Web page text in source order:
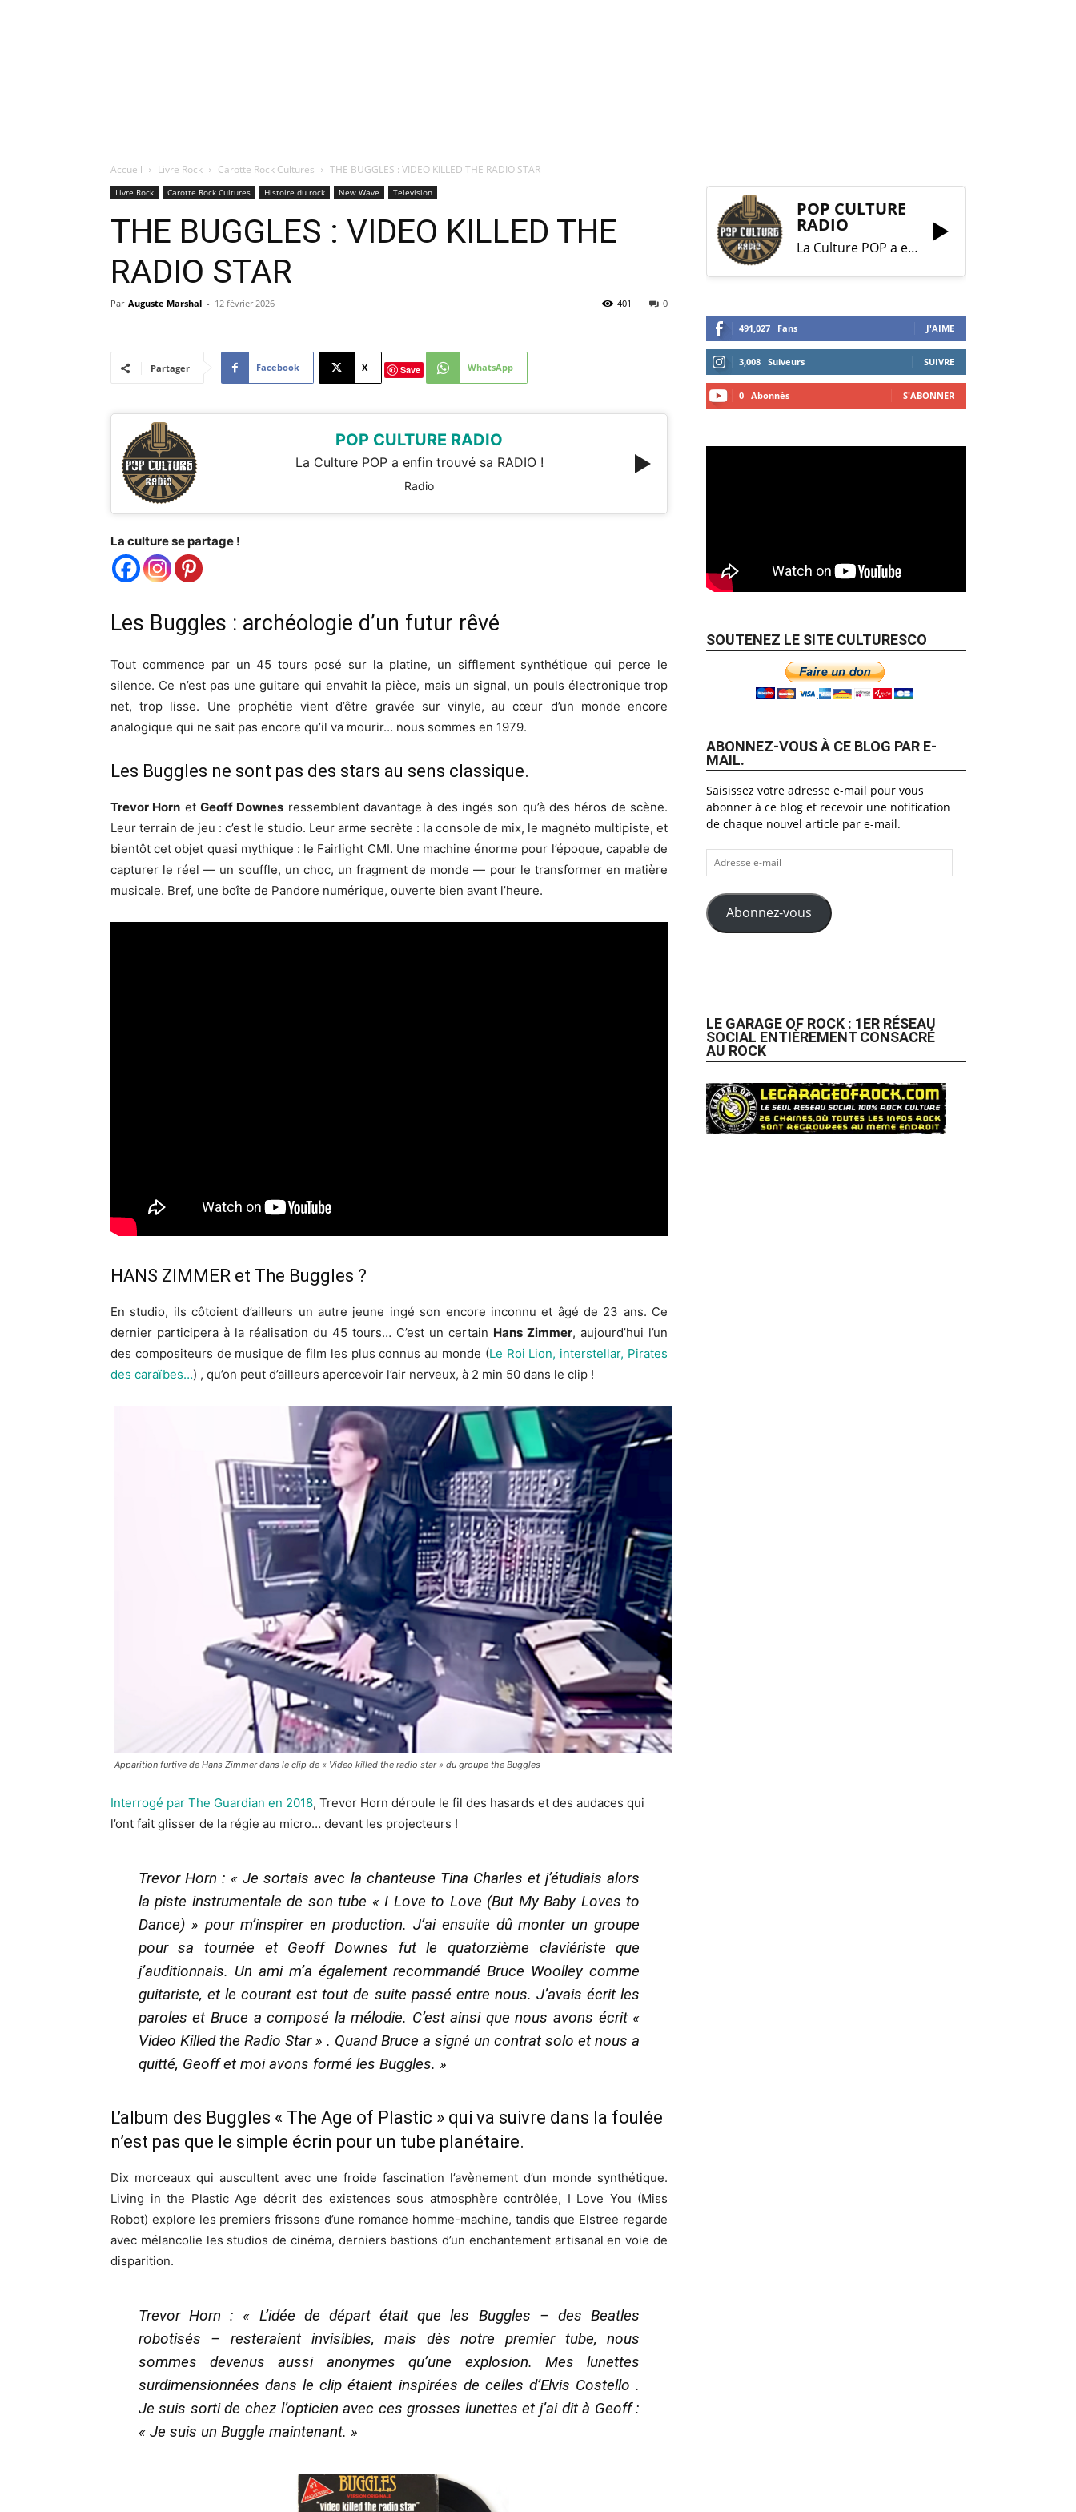
Accueil Livre Rock Carotte Rock Cultures THE BUGGLES : VIDEO KILLED THE RADIO STAR
Livre Rock Carotte Rock Cultures Histoire du rock New Wave Television
THE BUGGLES : VIDEO KILLED THE
RADIO STAR
Par Auguste Marshal - 12 février 2026 0
401
Partager Facebook X Save WhatsApp
POP CULTURE RADIO
La Culture POP a enfin trouvé sa RADIO !
Radio
La culture se partage !
Les Buggles : archéologie d’un futur rêvé
Tout commence par un 45 tours posé sur la platine, un sifflement synthétique qui perce le
silence. Ce n’est pas une guitare qui envahit la pièce, mais un signal, un pouls électronique trop
net, trop lisse. Une prophétie vient d’être gravée sur vinyle, au cœur d’un monde encore
analogique qui ne sait pas encore qu’il va mourir… nous sommes en 1979.
Les Buggles ne sont pas des stars au sens classique.
Trevor Horn etGeoff Downes ressemblent davantage à des ingés son qu’à des héros de scène.
Leur terrain de jeu : c’est le studio. Leur arme secrète : la console de mix, le magnéto multipiste, et
bientôt cet objet quasi mythique : le Fairlight CMI. Une machine énorme pour l’époque, capable de
capturer le réel — un souffle, un choc, un fragment de monde — pour le transformer en matière
musicale. Bref, une boîte de Pandore numérique, ouverte bien avant l’heure.
HANS ZIMMER et The Buggles ?
En studio, ils côtoient d’ailleurs un autre jeune ingé son encore inconnu et âgé de 23 ans. Ce
dernier participera à la réalisation du 45 tours… C’est un certain Hans Zimmer, aujourd’hui l’un
des compositeurs de musique de film les plus connus au monde (Le Roi Lion, interstellar, Pirates
des caraïbes…) , qu’on peut d’ailleurs apercevoir l’air nerveux, à 2 min 50 dans le clip !
Apparition furtive de Hans Zimmer dans le clip de « Video killed the radio star » du groupe the Buggles
Interrogé par The Guardian en 2018, Trevor Horn déroule le fil des hasards et des audaces qui
l’ont fait glisser de la régie au micro… devant les projecteurs !
Trevor Horn : « Je sortais avec la chanteuse Tina Charles et j’étudiais alors
la piste instrumentale de son tube « I Love to Love (But My Baby Loves to
Dance) » pour m’inspirer en production. J’ai ensuite dû monter un groupe
pour sa tournée et Geoff Downes fut le quatorzième claviériste que
j’auditionnais. Un ami m’a également recommandé Bruce Woolley comme
guitariste, et le courant est tout de suite passé entre nous. J’avais écrit les
paroles et Bruce a composé la mélodie. C’est ainsi que nous avons écrit «
Video Killed the Radio Star » . Quand Bruce a signé un contrat solo et nous a
quitté, Geoff et moi avons formé les Buggles. »
L’album des Buggles « The Age of Plastic » qui va suivre dans la foulée
n’est pas que le simple écrin pour un tube planétaire.
Dix morceaux qui auscultent avec une froide fascination l’avènement d’un monde synthétique.
Living in the Plastic Age décrit des existences sous atmosphère contrôlée, I Love You (Miss
Robot) explore les premiers frissons d’une romance homme-machine, tandis que Elstree regarde
avec mélancolie les studios de cinéma, derniers bastions d’un enchantement artisanal en voie de
disparition.
Trevor Horn : « L’idée de départ était que les Buggles – des Beatles
robotisés – resteraient invisibles, mais dès notre premier tube, nous
sommes devenus aussi anonymes qu’une explosion. Mes lunettes
surdimensionnées dans le clip étaient inspirées de celles d’Elvis Costello .
Je suis sorti de chez l’opticien avec ces grosses lunettes et j’ai dit à Geoff :
« Je suis un Buggle maintenant. »
POP CULTURE
RADIO
La Culture POP a enfin trouvé sa RADIO !
491,027 Fans J'AIME
3,008 Suiveurs SUIVRE
0 Abonnés S'ABONNER
SOUTENEZ LE SITE CULTURESCO
ABONNEZ-VOUS À CE BLOG PAR E-
MAIL.
Saisissez votre adresse e-mail pour vous
abonner à ce blog et recevoir une notification
de chaque nouvel article par e-mail.
Adresse
e-
mail
Abonnez-vous
LE GARAGE OF ROCK : 1ER RÉSEAU
SOCIAL ENTIÈREMENT CONSACRÉ
AU ROCK